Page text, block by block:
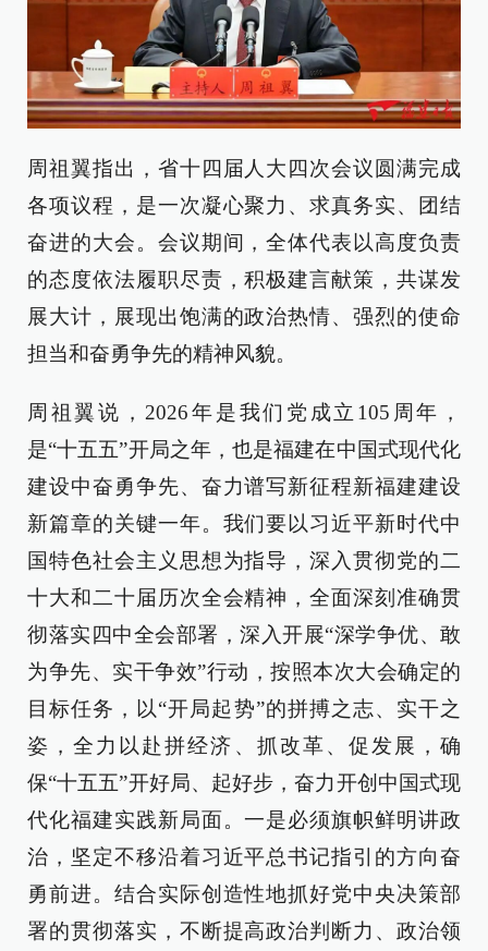
周祖翼指出，省十四届人大四次会议圆满完成
各项议程，是一次凝心聚力、求真务实、团结
奋进的大会。会议期间，全体代表以高度负责
的态度依法履职尽责，积极建言献策，共谋发
展大计，展现出饱满的政治热情、强烈的使命
担当和奋勇争先的精神风貌。
周祖翼说，2026年是我们党成立105周年，
是“十五五”开局之年，也是福建在中国式现代化
建设中奋勇争先、奋力谱写新征程新福建建设
新篇章的关键一年。我们要以习近平新时代中
国特色社会主义思想为指导，深入贯彻党的二
十大和二十届历次全会精神，全面深刻准确贯
彻落实四中全会部署，深入开展“深学争优、敢
为争先、实干争效”行动，按照本次大会确定的
目标任务，以“开局起势”的拼搏之志、实干之
姿，全力以赴拼经济、抓改革、促发展，确
保“十五五”开好局、起好步，奋力开创中国式现
代化福建实践新局面。一是必须旗帜鲜明讲政
治，坚定不移沿着习近平总书记指引的方向奋
勇前进。结合实际创造性地抓好党中央决策部
署的贯彻落实，不断提高政治判断力、政治领